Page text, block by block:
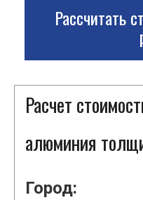
Рассчитать
Расчет
алюминия
Город: